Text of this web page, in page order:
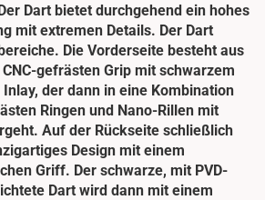
Dart bietet durchgehend ein hohes
mit extremen Details. Der Dart
Die Vorderseite besteht aus
gefrästen Grip mit schwarzem
der dann in eine Kombination
Ringen und Nano-Rillen mit
Auf der Rückseite schließlich
Design mit einem
Griff. Der schwarze, mit PVD-
Dart wird dann mit einem